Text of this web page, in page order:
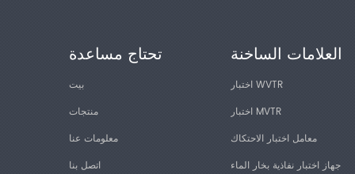
تحتاج مساعدة
بيت
منتجات
معلومات عنا
اتصل بنا
العلامات الساخنة
اختبار WVTR
اختبار MVTR
معامل اختبار الاحتكاك
جهاز اختبار نفاذية بخار الماء